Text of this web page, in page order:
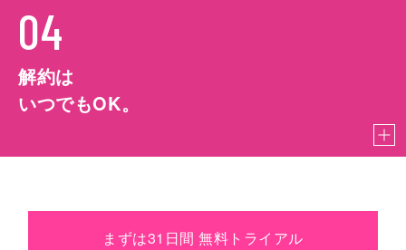
04
解約は
いつでもOK。
まずは31日間 無料トライアル